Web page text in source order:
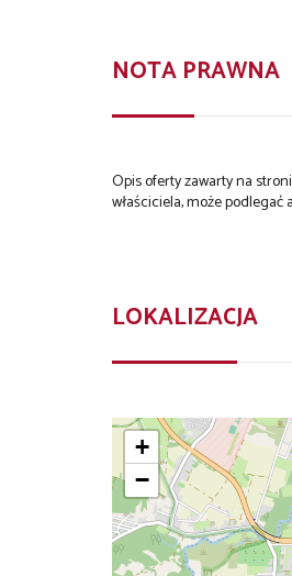
NOTA PRAWNA
Opis oferty zawarty na
właściciela, może
LOKALIZACJA
+
−